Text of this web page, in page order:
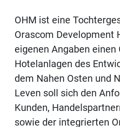
OHM ist eine
Orascom Development
eigenen Angaben
Hotelanlagen des
dem Nahen Osten und
Leven soll sich den
Kunden,
sowie der integrierten